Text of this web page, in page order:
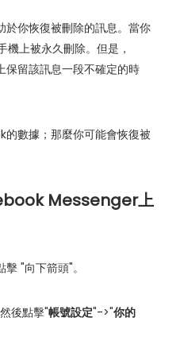
你恢復被刪除的訊息。當你
上被永久刪除。但是，
留該訊息一段不確定的時
數據；那麼你可能會恢復被
Messenger上
"向下箭頭"。
後點擊"帳號設定"->"你的